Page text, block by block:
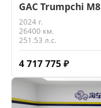
GAC Trumpchi M8
2024 г.
26400 км.
251.53 л.с.
4 717 775 ₽